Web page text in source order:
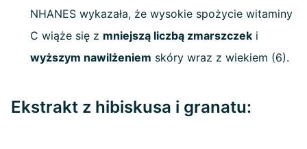
NHANES wykazała, że wysokie spożycie witaminy
C wiąże się z mniejszą liczbą zmarszczek i
wyższym nawilżeniem skóry wraz z wiekiem (6).
Ekstrakt z hibiskusa i granatu: